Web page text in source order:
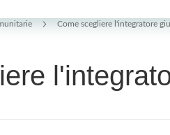
Come scegliere l'integratore